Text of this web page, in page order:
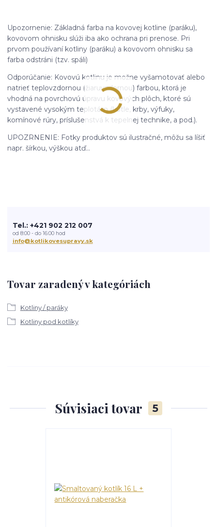
Upozornenie: Základná farba na kovovej kotline (paráku),
kovovom ohnisku slúži iba ako ochrana pri prenose. Pri
prvom používaní kotliny (paráku) a kovovom ohnisku sa
farba odstráni (tzv. spáli)
Odporúčanie: Kovovú kotlinu je možne vyšamotovať alebo
natrieť teplovzdornou (žiaruvzdornou) farbou, ktorá je
vhodná na povrchovú úpravu kovových plôch, ktoré sú
vystavené vysokým teplotám (kotle, krby, výfuky,
komínové rúry, príslušenstvá k tepelnej technike, a pod.).
UPOZRNENIE: Fotky produktov sú ilustračné, môžu sa líšiť
napr. šírkou, výškou atď...
Tovar zaradený v kategóriách
Kotliny / paráky
Kotliny pod kotlíky
Tel.: +421 902 212 007
od 8:00 - do 16:00 hod
info@kotlikovesupravy.sk
Súvisiaci tovar 5